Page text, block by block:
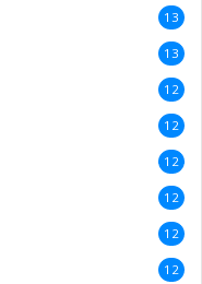
12
12
11
10
10
10
10
9